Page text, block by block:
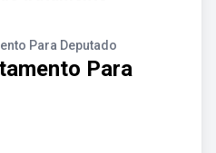
Para Deputado
Para